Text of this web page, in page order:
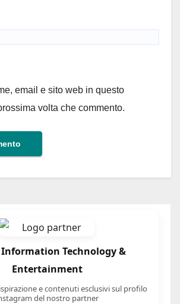
email e sito web in questo
volta che commento.
Technology &
Entertainment
e contenuti esclusivi sul profilo
del nostro partner